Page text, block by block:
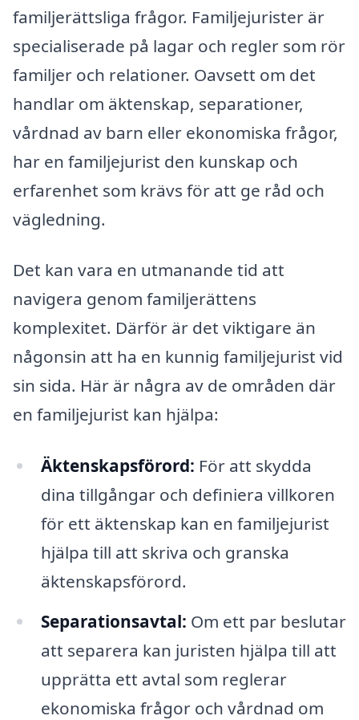
familjerättsliga frågor. Familjejurister är
specialiserade på lagar och regler som rör
familjer och relationer. Oavsett om det
handlar om äktenskap, separationer,
vårdnad av barn eller ekonomiska frågor,
har en familjejurist den kunskap och
erfarenhet som krävs för att ge råd och
vägledning.
Det kan vara en utmanande tid att
navigera genom familjerättens
komplexitet. Därför är det viktigare än
någonsin att ha en kunnig familjejurist vid
sin sida. Här är några av de områden där
en familjejurist kan hjälpa:
Äktenskapsförord: För att skydda
dina tillgångar och definiera villkoren
för ett äktenskap kan en familjejurist
hjälpa till att skriva och granska
äktenskapsförord.
Separationsavtal: Om ett par beslutar
att separera kan juristen hjälpa till att
upprätta ett avtal som reglerar
ekonomiska frågor och vårdnad om